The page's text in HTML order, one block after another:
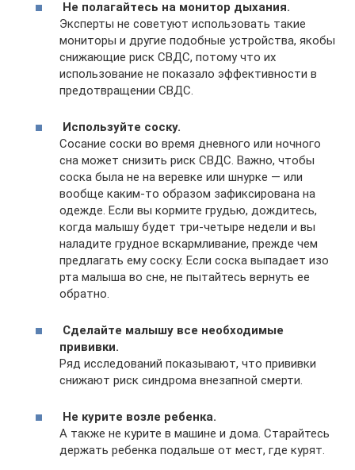
Не полагайтесь на монитор дыхания.
Эксперты не советуют использовать такие
мониторы и другие подобные устройства, якобы
снижающие риск СВДС, потому что их
использование не показало эффективности в
предотвращении СВДС.
Используйте соску.
Сосание соски во время дневного или ночного
сна может снизить риск СВДС. Важно, чтобы
соска была не на веревке или шнурке — или
вообще каким-то образом зафиксирована на
одежде. Если вы кормите грудью, дождитесь,
когда малышу будет три-четыре недели и вы
наладите грудное вскармливание, прежде чем
предлагать ему соску. Если соска выпадает изо
рта малыша во сне, не пытайтесь вернуть ее
обратно.
Сделайте малышу все необходимые
прививки.
Ряд исследований показывают, что прививки
снижают риск синдрома внезапной смерти.
Не курите возле ребенка.
А также не курите в машине и дома. Старайтесь
держать ребенка подальше от мест, где курят.